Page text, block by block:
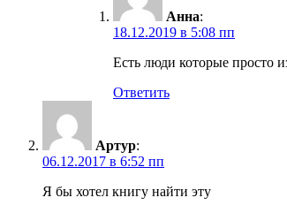
Анна:
18.12.2019 в 5:08 пп
Есть люди которые просто
Ответить
Артур:
06.12.2017 в 6:52 пп
Я бы хотел книгу найти эту